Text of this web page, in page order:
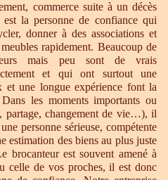
commerce suite à un décès
la personne de confiance qui
donner à des associations et
rapidement. Beaucoup de
mais peu sont de vrais
et qui ont surtout une
et une longue expérience font la
les moments importants ou
partage, changement de vie…), il
personne sérieuse, compétente
estimation des biens au plus juste
brocanteur est souvent amené à
celle de vos proches, il est donc